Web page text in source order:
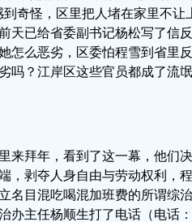
奇怪，区里把人堵在家里不让
天已给省委副书记杨松写了信反
怎么恶劣，区委怕程雪到省里反
吗？江岸区这些官员都成了流氓
来拜年，看到了这一幕，他们决
，剥夺人身自由与劳动权利，程
名目混吃喝混加班费的所谓综治
办主任杨顺生打了电话（电话：